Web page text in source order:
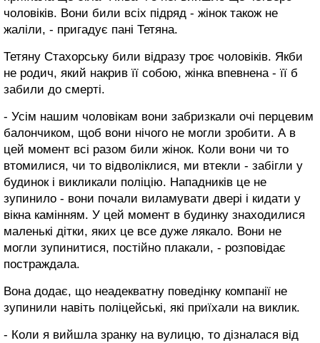
чоловіків. Вони били всіх підряд - жінок також не
жаліли, - пригадує пані Тетяна.
Тетяну Стахорську били відразу троє чоловіків. Якби
не родич, який накрив її собою, жінка впевнена - її б
забили до смерті.
- Усім нашим чоловікам вони забризкали очі перцевим
балончиком, щоб вони нічого не могли зробити. А в
цей момент всі разом били жінок. Коли вони чи то
втомилися, чи то відволіклися, ми втекли - забігли у
будинок і викликали поліцію. Нападників це не
зупинило - вони почали виламувати двері і кидати у
вікна камінням. У цей момент в будинку знаходилися
маленькі дітки, яких це все дуже лякало. Вони не
могли зупинитися, постійно плакали, - розповідає
постраждала.
Вона додає, що неадекватну поведінку компанії не
зупинили навіть поліцейські, які приїхали на виклик.
- Коли я вийшла зранку на вулицю, то дізналася від